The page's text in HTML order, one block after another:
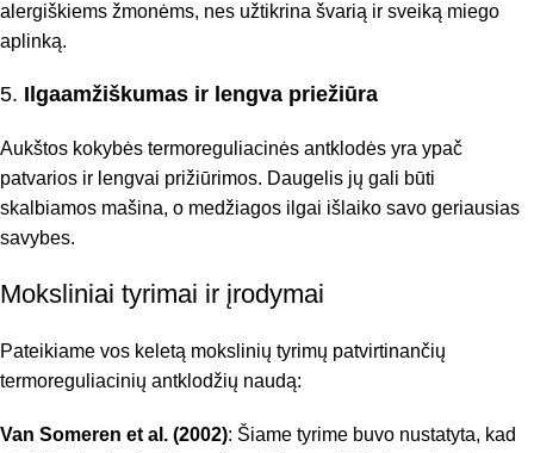
alergiškiems žmonėms, nes užtikrina švarią ir sveiką miego
aplinką.
5. Ilgaamžiškumas ir lengva priežiūra
Aukštos kokybės termoreguliacinės antklodės yra ypač
patvarios ir lengvai prižiūrimos. Daugelis jų gali būti
skalbiamos mašina, o medžiagos ilgai išlaiko savo geriausias
savybes.
Moksliniai tyrimai ir įrodymai
Pateikiame vos keletą mokslinių tyrimų patvirtinančių
termoreguliacinių antklodžių naudą:
Van Someren et al. (2002): Šiame tyrime buvo nustatyta, kad